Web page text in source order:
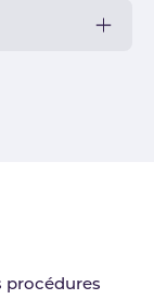
procédures